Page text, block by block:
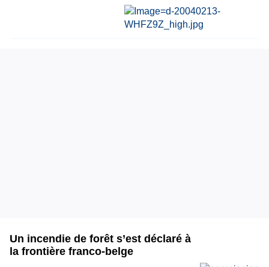
Un incendie de forêt s’est déclaré à
la frontière franco-belge